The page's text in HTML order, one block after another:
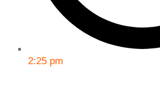
2:25 pm